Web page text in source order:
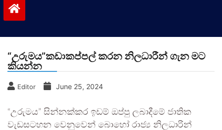
“උරුමය”කඩාකප්පල් කරන නිලධාරීන් ගැන මට
කියන්න
Editor June 25, 2024
“උරුමය” සින්නක්කර ඉඩම් ඔප්පු ලබාදීමේ ජාතික
වැඩසටහන වෙනුවෙන් බොහෝ රාජ්‍ය නිලධාරින්